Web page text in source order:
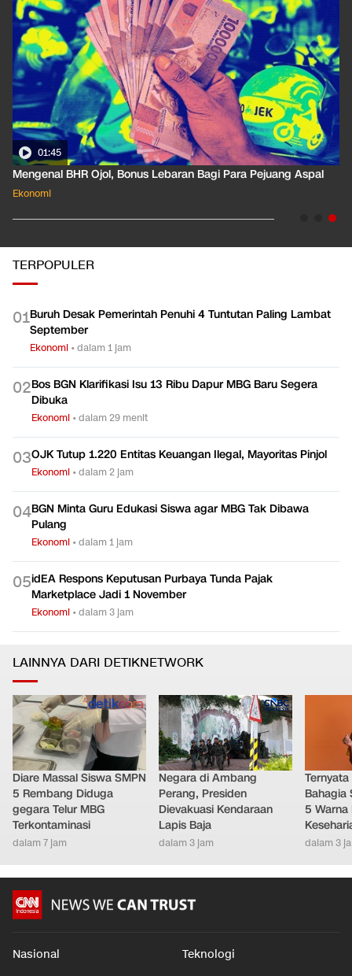
01:35
Pahami Dampak Kenaikan Suku Bunga Acuan ke Cicilan KPR
Ekonomi
TERPOPULER
01Buruh Desak Pemerintah Penuhi 4 Tuntutan Paling Lambat
September
Ekonomi •dalam 1 jam
02Bos BGN Klarifikasi Isu 13 Ribu Dapur MBG Baru Segera
Dibuka
Ekonomi •dalam 29 menit
03OJK Tutup 1.220 Entitas Keuangan Ilegal, Mayoritas Pinjol
Ekonomi •dalam 2 jam
04BGN Minta Guru Edukasi Siswa agar MBG Tak Dibawa
Pulang
Ekonomi •dalam 1 jam
05idEA Respons Keputusan Purbaya Tunda Pajak
Marketplace Jadi 1 November
Ekonomi •dalam 3 jam
LAINNYA DARI DETIKNETWORK
Diare Massal Siswa SMPN
5 Rembang Diduga
gegara Telur MBG
Terkontaminasi
dalam 7 jam
Negara di Ambang
Perang, Presiden
Dievakuasi Kendaraan
Lapis Baja
dalam 3 jam
Bahagia
5
dalam 3
Nasional Teknologi